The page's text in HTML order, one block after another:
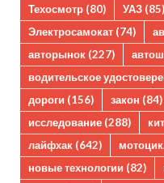
Техосмотр (80) УАЗ (85)
Электросамокат (74)
авторынок (227)
водительское
дороги (156) закон (84)
исследование (288)
лайфхак (642)
новые технологии (82)